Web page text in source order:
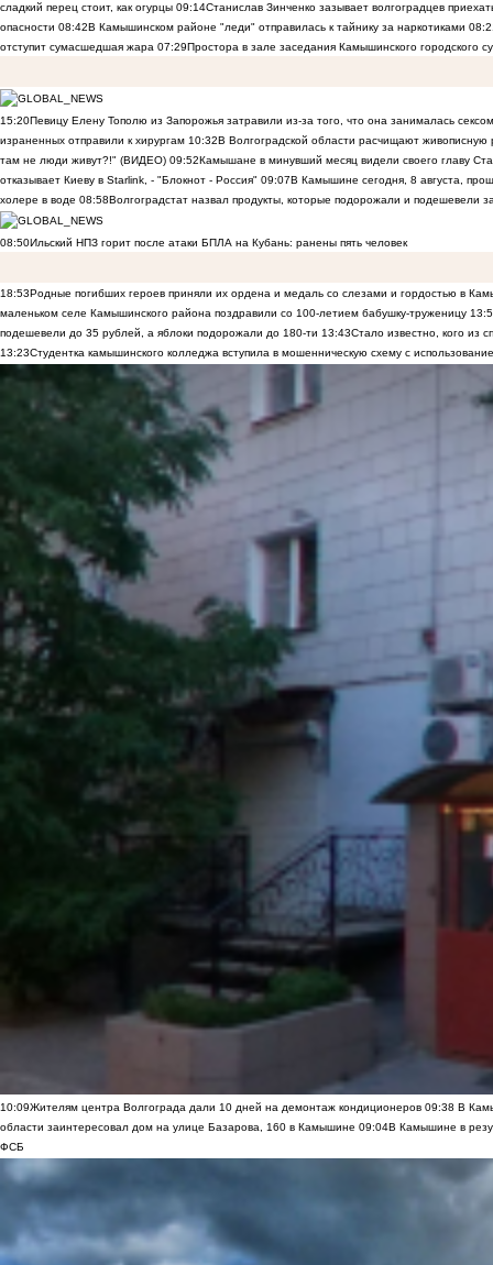
сладкий перец стоит, как огурцы 09:14Станислав Зинченко зазывает волгоградцев
опасности 08:42В Камышинском районе "леди" отправилась к тайнику за наркотиками
отступит сумасшедшая жара 07:29Простора в зале заседания Камышинского городского
15:20Певицу Елену Тополю из Запорожья затравили из-за того, что она занималась
израненных отправили к хирургам 10:32В Волгоградской области расчищают
там не люди живут?!" (ВИДЕО) 09:52Камышане в минувший месяц видели своего главу
отказывает Киеву в Starlink, - "Блокнот - Россия" 09:07В Камышине сегодня, 8 августа,
холере в воде 08:58Волгоградстат назвал продукты, которые подорожали и подешевели
08:50Ильский НПЗ горит после атаки БПЛА на Кубань: ранены пять человек
18:53Родные погибших героев приняли их ордена и медаль со слезами и гордостью в
маленьком селе Камышинского района поздравили со 100-летием бабушку-труженицу
подешевели до 35 рублей, а яблоки подорожали до 180-ти 13:43Стало известно, кого из
13:23Студентка камышинского колледжа вступила в мошенническую схему с
10:09Жителям центра Волгограда дали 10 дней на демонтаж кондиционеров 09:38 В
области заинтересовал дом на улице Базарова, 160 в Камышине 09:04В Камышине в
ФСБ